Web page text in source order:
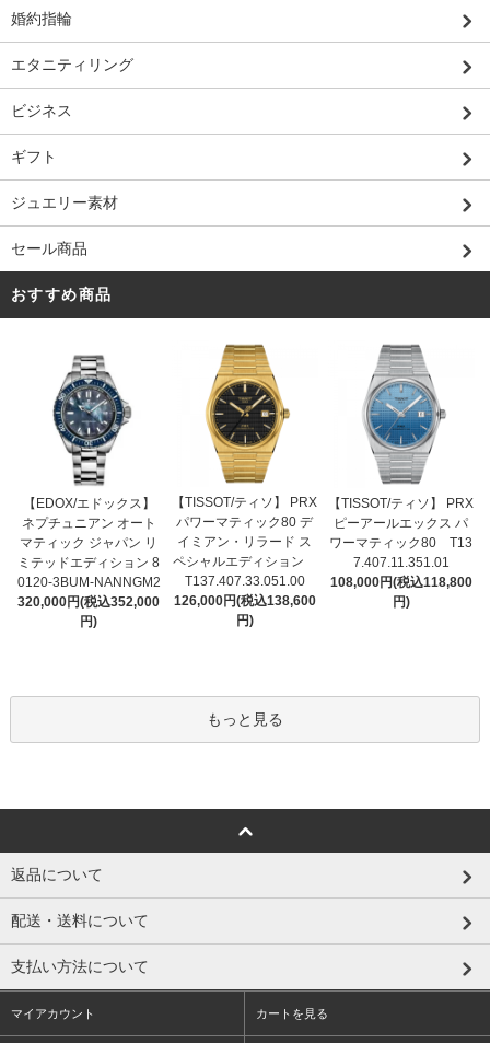
婚約指輪
エタニティリング
ビジネス
ギフト
ジュエリー素材
セール商品
おすすめ商品
【EDOX/エドックス】
ネプチュニアン オート
マティック ジャパン リ
ミテッドエディション 8
0120-3BUM-NANNGM2
320,000円(税込352,000
円)
【TISSOT/ティソ】 PRX
パワーマティック80 デ
イミアン・リラード ス
ペシャルエディション
T137.407.33.051.00
126,000円(税込138,600
円)
【TISSOT/ティソ】 PRX
ピーアールエックス パ
ワーマティック80 T13
7.407.11.351.01
108,000円(税込118,800
円)
もっと見る
返品について
配送・送料について
支払い方法について
マイアカウント カートを見る